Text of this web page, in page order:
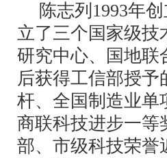
陈志列1993年
立了三个国家级技
研究中心、国地联
后获得工信部授
杆、全国制造业单
商联科技进步一等
部、市级科技荣誉